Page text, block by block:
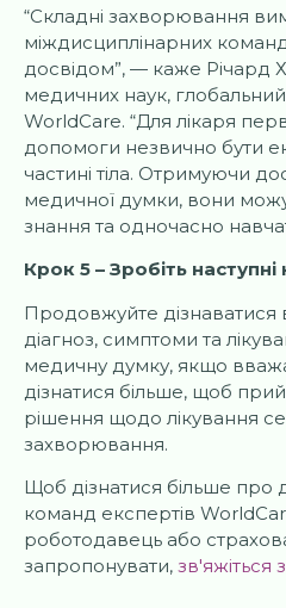
“Складні захворювання
міждисциплінарних команд
досвідом”, — каже Річард
медичних наук,
WorldCare. “Для лікаря
допомоги незвично бути
частині тіла. Отримуючи
медичної думки, вони
знання та одночасно
Крок 5 – Зробіть
Продовжуйте
діагноз, симптоми та
медичну думку, якщо
дізнатися більше, щоб
рішення щодо лікування
захворювання.
Щоб дізнатися більше про
команд експертів
роботодавець або
запропонувати, зв'яжіться